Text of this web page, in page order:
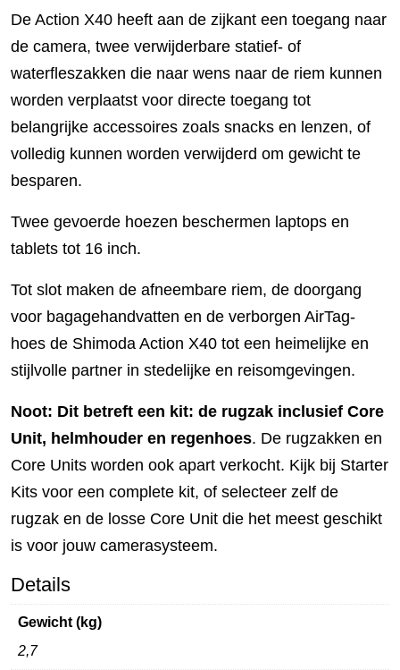
De Action X40 heeft aan de zijkant een toegang naar
de camera, twee verwijderbare statief- of
waterfleszakken die naar wens naar de riem kunnen
worden verplaatst voor directe toegang tot
belangrijke accessoires zoals snacks en lenzen, of
volledig kunnen worden verwijderd om gewicht te
besparen.
Twee gevoerde hoezen beschermen laptops en
tablets tot 16 inch.
Tot slot maken de afneembare riem, de doorgang
voor bagagehandvatten en de verborgen AirTag-
hoes de Shimoda Action X40 tot een heimelijke en
stijlvolle partner in stedelijke en reisomgevingen.
Noot: Dit betreft een kit: de rugzak inclusief Core
Unit, helmhouder en regenhoes. De rugzakken en
Core Units worden ook apart verkocht. Kijk bij Starter
Kits voor een complete kit, of selecteer zelf de
rugzak en de losse Core Unit die het meest geschikt
is voor jouw camerasysteem.
Details
Gewicht (kg)
2,7